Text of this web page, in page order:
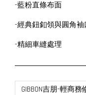
-藍粉直條布面
-經典鈕釦領與圓角袖
-精細車縫處理
GIBBON吉朋-輕商